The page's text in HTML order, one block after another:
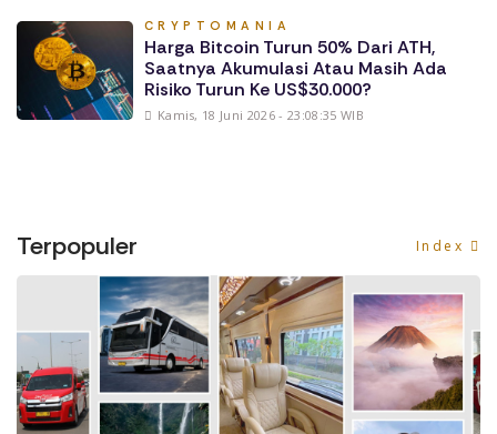
CRYPTOMANIA
Harga Bitcoin Turun 50% Dari ATH,
Saatnya Akumulasi Atau Masih Ada
Risiko Turun Ke US$30.000?
Kamis, 18 Juni 2026 - 23:08:35 WIB
Terpopuler Index